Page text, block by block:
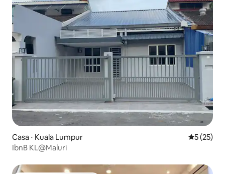
Casa ⋅ Kuala Lumpur 5 de uma
5 (25)
IbnB KL@Maluri